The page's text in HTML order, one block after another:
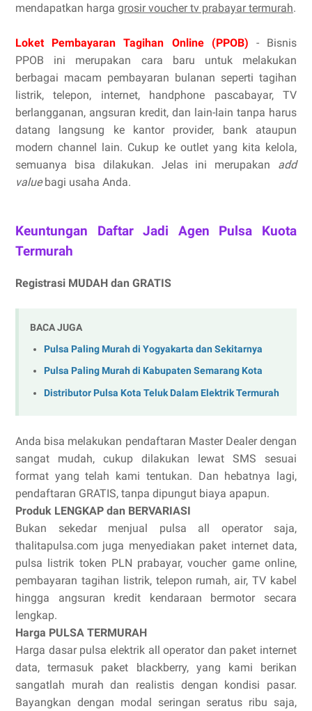
mendapatkan harga grosir voucher tv prabayar termurah.
Loket Pembayaran Tagihan Online (PPOB) - Bisnis
PPOB ini merupakan cara baru untuk melakukan
berbagai macam pembayaran bulanan seperti tagihan
listrik, telepon, internet, handphone pascabayar, TV
berlangganan, angsuran kredit, dan lain-lain tanpa harus
datang langsung ke kantor provider, bank ataupun
modern channel lain. Cukup ke outlet yang kita kelola,
semuanya bisa dilakukan. Jelas ini merupakan add
valuebagi usaha Anda.
Keuntungan Daftar Jadi Agen Pulsa Kuota
Termurah
Registrasi MUDAH dan GRATIS
BACA JUGA
Pulsa Paling Murah di Yogyakarta dan Sekitarnya
Pulsa Paling Murah di Kabupaten Semarang Kota
Distributor Pulsa Kota Teluk Dalam Elektrik Termurah
Anda bisa melakukan pendaftaran Master Dealer dengan
sangat mudah, cukup dilakukan lewat SMS sesuai
format yang telah kami tentukan. Dan hebatnya lagi,
pendaftaran GRATIS, tanpa dipungut biaya apapun.
Produk LENGKAP dan BERVARIASI
Bukan sekedar menjual pulsa all operator saja,
thalitapulsa.com juga menyediakan paket internet data,
pulsa listrik token PLN prabayar, voucher game online,
pembayaran tagihan listrik, telepon rumah, air, TV kabel
hingga angsuran kredit kendaraan bermotor secara
lengkap.
Harga PULSA TERMURAH
Harga dasar pulsa elektrik all operator dan paket internet
data, termasuk paket blackberry, yang kami berikan
sangatlah murah dan realistis dengan kondisi pasar.
Bayangkan dengan modal seringan seratus ribu saja,